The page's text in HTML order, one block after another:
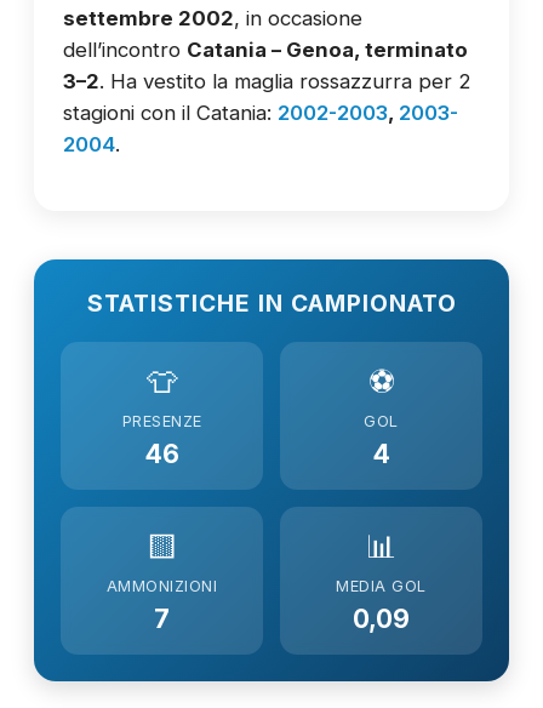
settembre 2002, in occasione
dell’incontro Catania – Genoa, terminato
3–2. Ha vestito la maglia rossazzurra per 2
stagioni con il Catania: 2002-2003, 2003-
2004.
STATISTICHE IN CAMPIONATO
👕
PRESENZE
46
⚽
GOL
4
🟨
AMMONIZIONI
7
📊
MEDIA GOL
0,09